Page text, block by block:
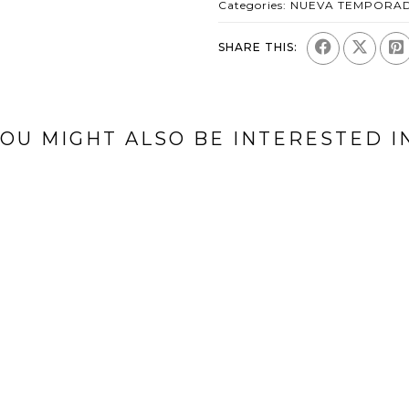
Categories: NUEVA
SHARE THIS:
MIGHT ALSO BE INTERESTED